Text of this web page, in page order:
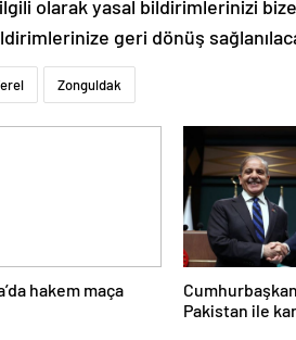
olarak yasal bildirimlerinizi
geri dönüş
Zonguldak
hakem maça
Pakistan ile